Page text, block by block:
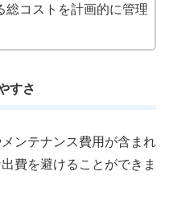
総コストを計画的に管理
すさ
ンテナンス費用が含まれ
費を避けることができま